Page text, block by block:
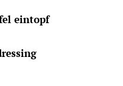
eintopf